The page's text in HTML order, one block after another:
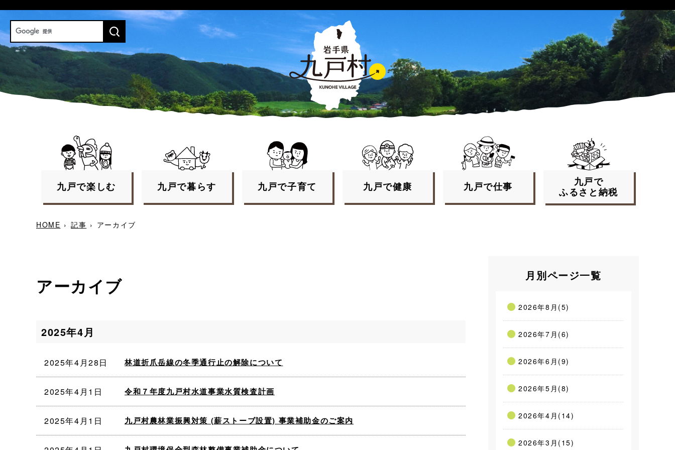
九戸で楽しむ 九戸で暮らす 九戸で子育て 九戸で健康 九戸で仕事
九戸で
ふるさと納税
HOME › 記事 › アーカイブ
アーカイブ
2025年4月
2025年4月28日 林道折爪岳線の冬季通行止の解除について
2025年4月1日 令和７年度九戸村水道事業水質検査計画
2025年4月1日 九戸村農林業振興対策 (薪ストーブ設置) 事業補助金のご案内
月別ページ一覧
2026年8月(5)
2026年7月(6)
2026年6月(9)
2026年5月(8)
2026年4月(14)
2026年3月(15)